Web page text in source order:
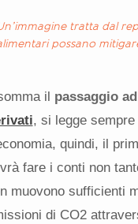
tratta dal
possano
il passaggio
, si legge sempre
quindi, il
fare i conti non
muovono sufficienti
di CO2